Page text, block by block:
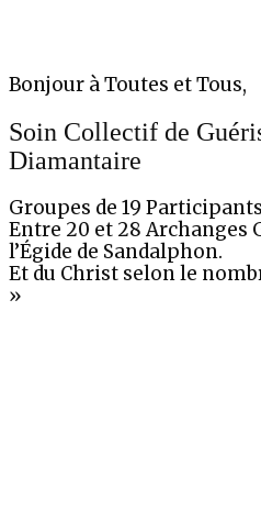
Bonjour à Toutes et Tous,
Soin Collectif de
Diamantaire
Groupes de 19
Entre 20 et 28 Archanges
l’Égide de Sandalphon.
Et du Christ selon le
»